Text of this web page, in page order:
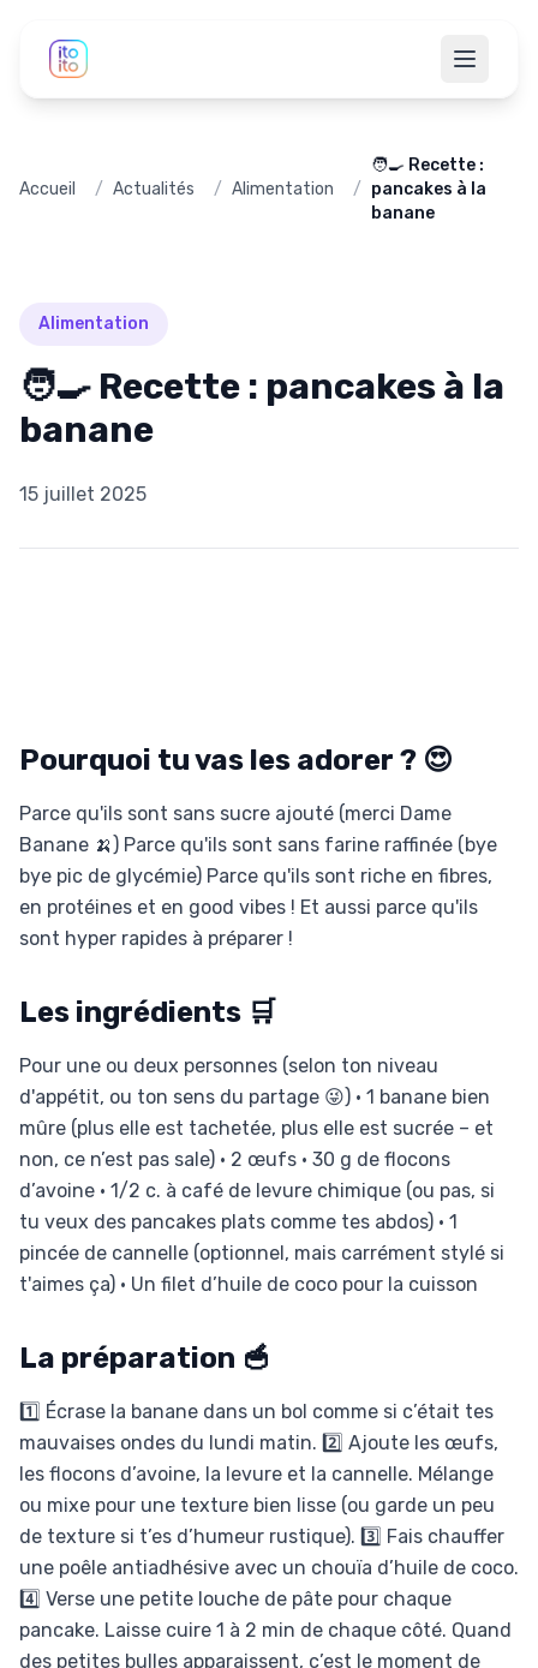
Accueil / Actualités / Alimentation /
🧑‍🍳 Recette :
pancakes à la
banane
Alimentation
🧑‍🍳 Recette : pancakes à la
banane
15 juillet 2025
Pourquoi tu vas les adorer ? 😍
Parce qu'ils sont sans sucre ajouté (merci Dame
Banane 🍌) Parce qu'ils sont sans farine raffinée (bye
bye pic de glycémie) Parce qu'ils sont riche en fibres,
en protéines et en good vibes ! Et aussi parce qu'ils
sont hyper rapides à préparer !
Les ingrédients 🛒
Pour une ou deux personnes (selon ton niveau
d'appétit, ou ton sens du partage 😜) • 1 banane bien
mûre (plus elle est tachetée, plus elle est sucrée – et
non, ce n’est pas sale) • 2 œufs • 30 g de flocons
d’avoine • 1/2 c. à café de levure chimique (ou pas, si
tu veux des pancakes plats comme tes abdos) • 1
pincée de cannelle (optionnel, mais carrément stylé si
t'aimes ça) • Un filet d’huile de coco pour la cuisson
La préparation 🥣
1️⃣ Écrase la banane dans un bol comme si c’était tes
mauvaises ondes du lundi matin. 2️⃣ Ajoute les œufs,
les flocons d’avoine, la levure et la cannelle. Mélange
ou mixe pour une texture bien lisse (ou garde un peu
de texture si t’es d’humeur rustique). 3️⃣ Fais chauffer
une poêle antiadhésive avec un chouïa d’huile de coco.
4️⃣ Verse une petite louche de pâte pour chaque
pancake. Laisse cuire 1 à 2 min de chaque côté. Quand
des petites bulles apparaissent, c’est le moment de